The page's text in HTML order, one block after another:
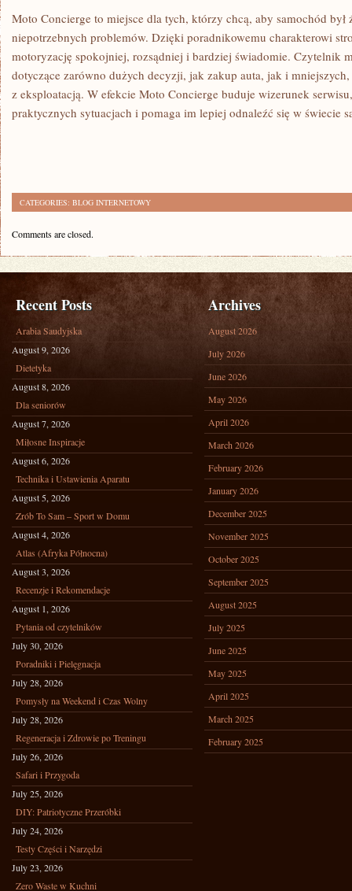
Moto Concierge to miejsce dla tych, którzy chcą, aby samochód był
niepotrzebnych problemów. Dzięki poradnikowemu charakterowi
motoryzację spokojniej, rozsądniej i bardziej świadomie. Czytelnik
dotyczące zarówno dużych decyzji, jak zakup auta, jak i
z eksploatacją. W efekcie Moto Concierge buduje wizerunek
praktycznych sytuacjach i pomaga im lepiej odnaleźć się w świecie
CATEGORIES: BLOG INTERNETOWY
Comments are closed.
Recent Posts
Arabia Saudyjska
August 9, 2026
Dietetyka
August 8, 2026
Dla seniorów
August 7, 2026
Miłosne Inspiracje
August 6, 2026
Technika i Ustawienia Aparatu
August 5, 2026
Zrób To Sam – Sport w Domu
August 4, 2026
Atlas (Afryka Północna)
August 3, 2026
Recenzje i Rekomendacje
August 1, 2026
Pytania od czytelników
July 30, 2026
Poradniki i Pielęgnacja
July 28, 2026
Pomysły na Weekend i Czas Wolny
July 28, 2026
Regeneracja i Zdrowie po Treningu
July 26, 2026
Safari i Przygoda
July 25, 2026
DIY: Patriotyczne Przeróbki
July 24, 2026
Testy Części i Narzędzi
July 23, 2026
Zero Waste w Kuchni
Archives
August 2026
July 2026
June 2026
May 2026
April 2026
March 2026
February 2026
January 2026
December 2025
November 2025
October 2025
September 2025
August 2025
July 2025
June 2025
May 2025
April 2025
March 2025
February 2025